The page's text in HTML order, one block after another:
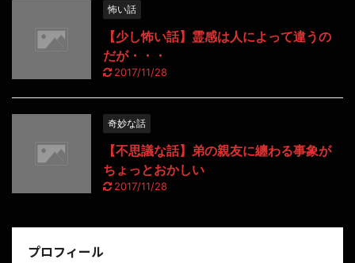
怖い話
【少し怖い話】霊感は人によって違うの
だが・・・
2017/11/28
奇妙な話
【不思議な話】弟の親友に纏わる事象が
ちょっとおかしい
2017/11/28
プロフィール